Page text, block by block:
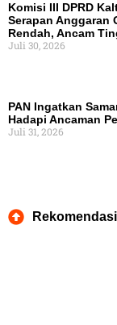
Komisi III DPRD
Serapan Anggaran
Rendah, Ancam
Juli 30, 2026
PAN Ingatkan
Hadapi Ancaman
Juli 31, 2026
Rekomendasi